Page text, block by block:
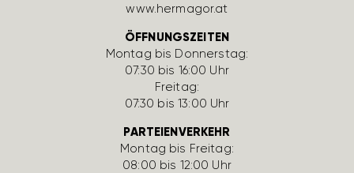
www.hermagor.at
ÖFFNUNGSZEITEN
Montag bis Donnerstag:
07:30 bis 16:00 Uhr
Freitag:
07:30 bis 13:00 Uhr
PARTEIENVERKEHR
Montag bis Freitag:
08:00 bis 12:00 Uhr